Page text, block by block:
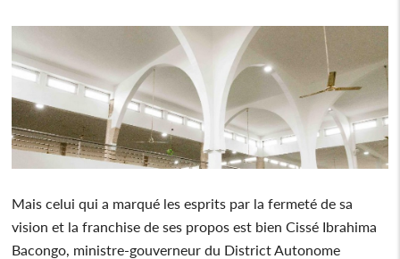
Mais celui qui a marqué les esprits par la fermeté de sa
vision et la franchise de ses propos est bien Cissé Ibrahima
Bacongo, ministre-gouverneur du District Autonome